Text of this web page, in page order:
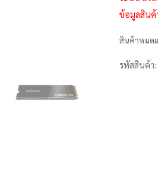
ข้อมูลสินค้
สินค้าหมด
รหัสสินค้า: